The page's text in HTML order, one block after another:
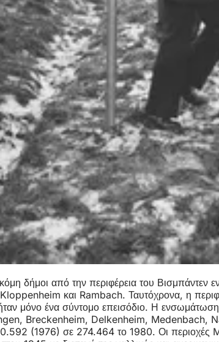
δήμοι από την περιφέρεια του
και Rambach. Ταυτόχρονα, η
μόνο ένα σύντομο επεισόδιο. Η
Breckenheim, Delkenheim, Medenbach,
(1976) σε 274.464 το 1980. Οι